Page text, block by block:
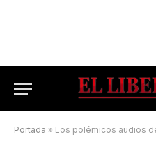
Portada » Los polémicos audios de Emerenciano